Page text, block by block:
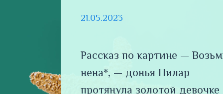
21.05.2023
Рассказ по картине —
нена*, — донья Пилар
протянула золотой девочке